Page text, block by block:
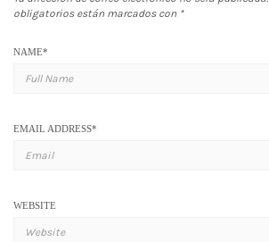
obligatorios están marcados con *
NAME*
EMAIL ADDRESS*
WEBSITE